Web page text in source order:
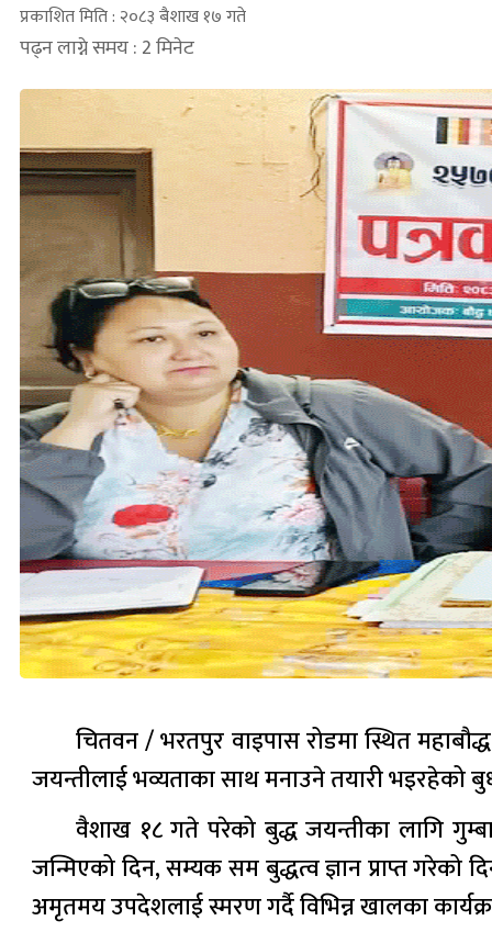
प्रकाशित मिति : २०८३ बैशाख १७ गते
पढ्न लाग्ने समय : 2 मिनेट
चितवन / भरतपुर वाइपास रोडमा स्थित
जयन्तीलाई भव्यताका साथ मनाउने तयारी भइरहेको
वैशाख १८ गते परेको बुद्ध जयन्तीका लागि
जन्मिएको दिन, सम्यक सम बुद्धत्व ज्ञान प्राप्त
अमृतमय उपदेशलाई स्मरण गर्दै विभिन्न खालका